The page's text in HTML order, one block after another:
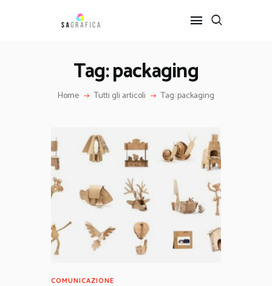
Tag: packaging
Home Tutti gli articoli Tag: packaging
GRAFICA
INTERIOR DESIGN
SERVIZI
CONTATTI
COMUNICAZIONE